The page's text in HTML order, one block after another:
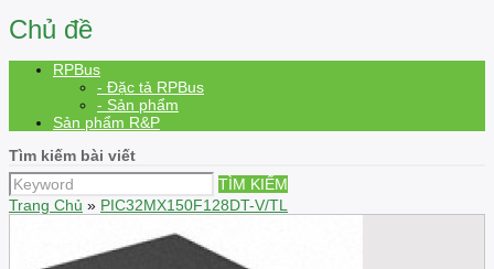
Chủ đề
RPBus
- Đặc tả RPBus
- Sản phẩm
Sản phẩm R&P
Tìm kiếm bài viết
TÌM KIẾM
Trang Chủ » PIC32MX150F128DT-V/TL